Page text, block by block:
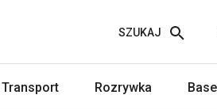
SZUKAJ
Transport Rozrywka